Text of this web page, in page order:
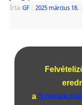
Írta: GF 2025 március 18.
a Szakiskolai